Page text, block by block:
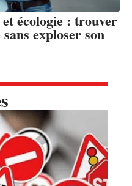
écologie : trouver
exploser son